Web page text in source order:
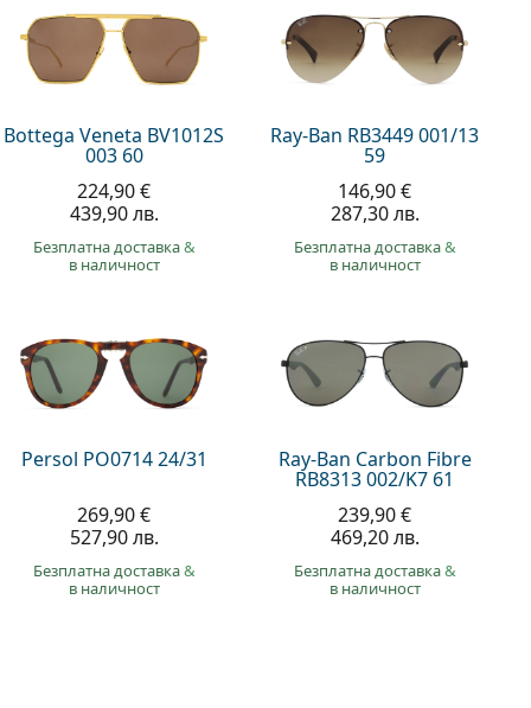
Bottega Veneta BV1012S
003 60
224,90 €
439,90 лв.
Безплатна доставка&
в наличност
Ray-Ban RB3449 001/13
59
146,90 €
287,30 лв.
Безплатна доставка&
в наличност
Persol PO0714 24/31
269,90 €
527,90 лв.
Безплатна доставка&
в наличност
Ray-Ban Carbon Fibre
RB8313 002/K7 61
239,90 €
469,20 лв.
Безплатна доставка&
в наличност